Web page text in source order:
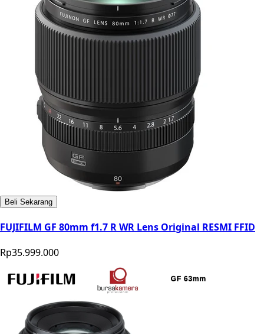
Beli Sekarang
FUJIFILM GF 80mm f1.7 R WR Lens Original RESMI FFID
Rp35.999.000